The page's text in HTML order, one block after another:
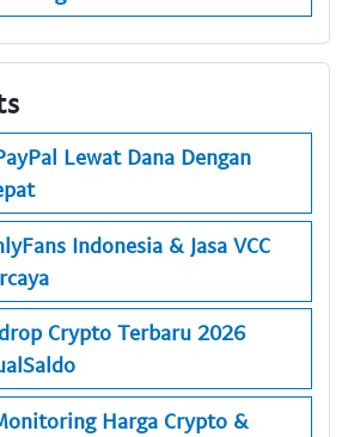
Lewat Dana Dengan
Indonesia & Jasa VCC
Crypto Terbaru 2026
Harga Crypto &